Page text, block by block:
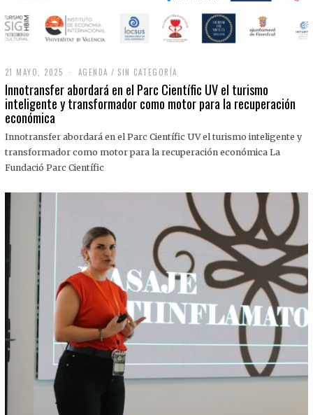
21 MAYO, 2025
M
A
Y
,
0
2
AGENDA / SIN CATEGORÍA
Innotransfer abordará en el Parc Científic UV el turismo
inteligente y transformador como motor para la recuperación
económica
Innotransfer abordará en el Parc Científic UV el turismo inteligente y
transformador como motor para la recuperación económica La
Fundació Parc Científic